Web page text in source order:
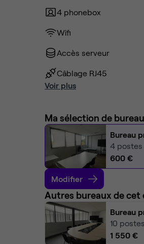
4 phonebox
Wifi
Accès serveur
Câblage RJ45
Voir plus
Ma sélection de bureau
Bureau
4 postes
600 €
Modifier
Autres bureaux de cet
Bureau
10
1 550 €